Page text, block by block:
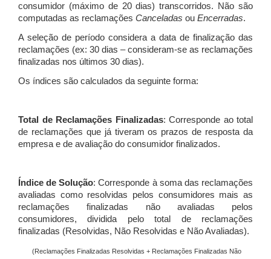
consumidor (máximo de 20 dias) transcorridos. Não são
computadas as reclamações Canceladas ou Encerradas.
A seleção de período considera a data de finalização das
reclamações (ex: 30 dias – consideram-se as reclamações
finalizadas nos últimos 30 dias).
Os índices são calculados da seguinte forma:
Total de Reclamações Finalizadas: Corresponde ao total
de reclamações que já tiveram os prazos de resposta da
empresa e de avaliação do consumidor finalizados.
Índice de Solução: Corresponde à soma das reclamações
avaliadas como resolvidas pelos consumidores mais as
reclamações finalizadas não avaliadas pelos
consumidores, dividida pelo total de reclamações
finalizadas (Resolvidas, Não Resolvidas e Não Avaliadas).
(Reclamações Finalizadas Resolvidas + Reclamações Finalizadas Não